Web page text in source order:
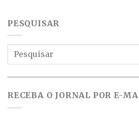
PESQUISAR
RECEBA O JORNAL POR E-